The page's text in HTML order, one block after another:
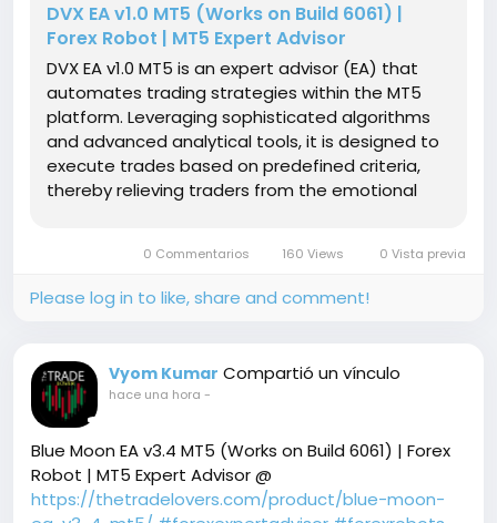
DVX EA v1.0 MT5 (Works on Build 6061) |
Forex Robot | MT5 Expert Advisor
DVX EA v1.0 MT5 is an expert advisor (EA) that
automates trading strategies within the MT5
platform. Leveraging sophisticated algorithms
and advanced analytical tools, it is designed to
execute trades based on predefined criteria,
thereby relieving traders from the emotional
the MT5 environment, a platform known for its
robustness and flexibility, making it an ideal
choice for modern traders.
0 Commentarios 160 Views 0 Vista previa
Please log in to like, share and comment!
Vyom Kumar Compartió un vínculo
hace una hora -
Blue Moon EA v3.4 MT5 (Works on Build 6061) | Forex
Robot | MT5 Expert Advisor @
https://thetradelovers.com/product/blue-moon-